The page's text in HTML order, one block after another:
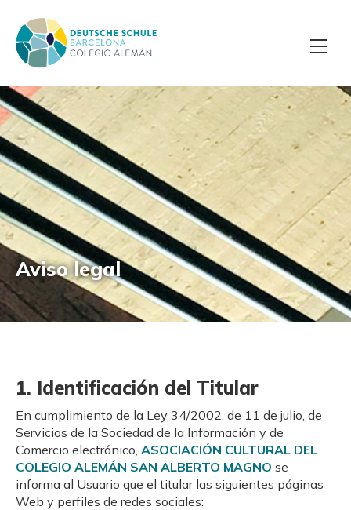
Aviso legal
1. Identificación del Titular
En cumplimiento de la Ley 34/2002, de 11 de julio, de
Servicios de la Sociedad de la Información y de
Comercio electrónico, ASOCIACIÓN CULTURAL DEL
COLEGIO ALEMÁN SAN ALBERTO MAGNO se
informa al Usuario que el titular las siguientes páginas
Web y perfiles de redes sociales: